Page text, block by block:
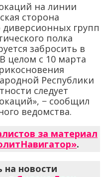
на линии
сторона
диверсионных групп
полка
забросить в
целом с 10 марта
Республики
следует
− сообщил
ведомства.
за материал
.
новости